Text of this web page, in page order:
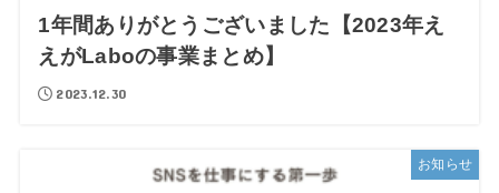
1年間ありがとうございました【2023年え
えがLaboの事業まとめ】
2023.12.30
お知らせ